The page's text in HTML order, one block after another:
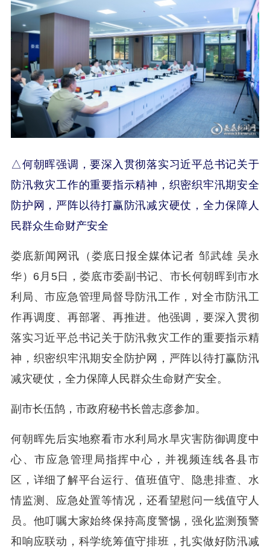
△何朝晖强调，要深入贯彻落实习近平总书记关于
防汛救灾工作的重要指示精神，织密织牢汛期安全
防护网，严阵以待打赢防汛减灾硬仗，全力保障人
民群众生命财产安全
娄底新闻网讯（娄底日报全媒体记者 邹武雄 吴永
华）6月5日，娄底市委副书记、市长何朝晖到市水
利局、市应急管理局督导防汛工作，对全市防汛工
作再调度、再部署、再推进。他强调，要深入贯彻
落实习近平总书记关于防汛救灾工作的重要指示精
神，织密织牢汛期安全防护网，严阵以待打赢防汛
减灾硬仗，全力保障人民群众生命财产安全。
副市长伍鹄，市政府秘书长曾志彦参加。
何朝晖先后实地察看市水利局水旱灾害防御调度中
心、市应急管理局指挥中心，并视频连线各县市
区，详细了解平台运行、值班值守、隐患排查、水
情监测、应急处置等情况，还看望慰问一线值守人
员。他叮嘱大家始终保持高度警惕，强化监测预警
和响应联动，科学统筹值守排班，扎实做好防汛减